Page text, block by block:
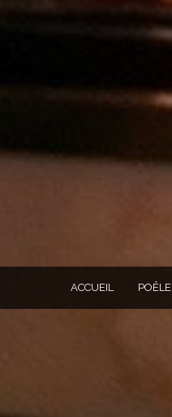
ACCUEIL POÊLE